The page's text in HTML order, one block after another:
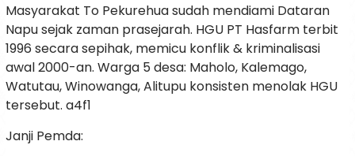
Masyarakat To Pekurehua sudah mendiami Dataran
Napu sejak zaman prasejarah. HGU PT Hasfarm terbit
1996 secara sepihak, memicu konflik & kriminalisasi
awal 2000-an. Warga 5 desa: Maholo, Kalemago,
Watutau, Winowanga, Alitupu konsisten menolak HGU
tersebut. a4f1
Janji Pemda: